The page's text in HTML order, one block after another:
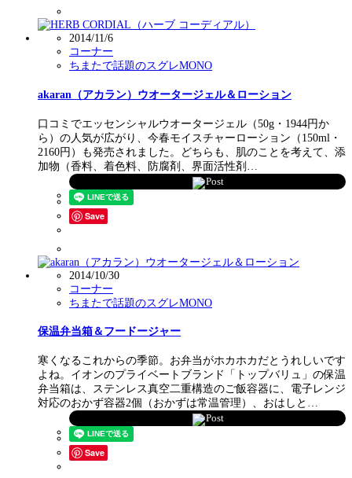
2014/11/6
コーナー
ちまたで話題のスグレMONO
akaran（アカラン）ウオータージェル＆ローション
口コミでエッセンシャルウオータージェル（50g・1944円か
ら）の人気が広がり、今春モイスチャーローション（150ml・
2160円）も発売されました。どちらも、肌のことを考えて、添
加物（香料、着色料、防腐剤、界面活性剤…
Post
Save
2014/10/30
コーナー
ちまたで話題のスグレMONO
保温弁当箱＆フードージャー
寒くなるこれからの季節。お弁当がホカホカだとうれしいです
よね。イオンのプライベートブランド「トップバリュ」の保温
弁当箱は、ステンレス真空二重構造のご飯容器に、電子レンジ
対応のおかず容器2個（おかずは常温管理）、おはしと…
Post
Save